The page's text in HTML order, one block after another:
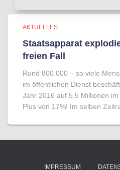
AKTUELLES
Staatsapparat
freien Fall
Rund 800.000 – so viele
im öffentlichen Dienst
Jahr 2016 auf 5,5 Millionen
Plus von 17%! Im selben
IMPRESSUM